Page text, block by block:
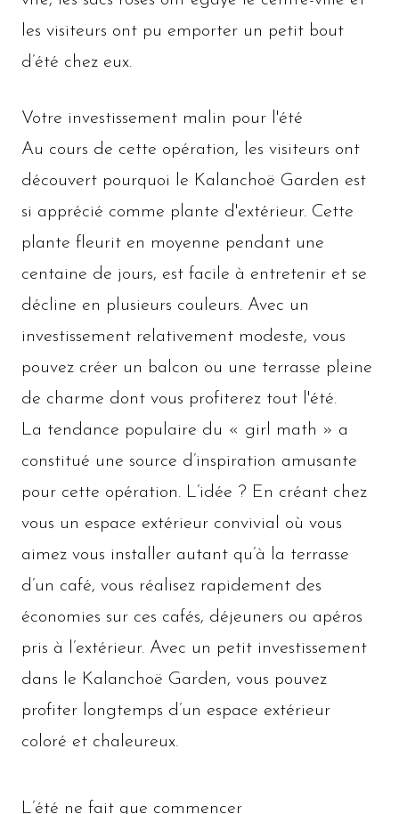
les visiteurs ont pu emporter un petit bout
d’été chez eux.
Votre investissement malin pour l'été
Au cours de cette opération, les visiteurs ont
découvert pourquoi le Kalanchoë Garden est
si apprécié comme plante d'extérieur. Cette
plante fleurit en moyenne pendant une
centaine de jours, est facile à entretenir et se
décline en plusieurs couleurs. Avec un
investissement relativement modeste, vous
pouvez créer un balcon ou une terrasse pleine
de charme dont vous profiterez tout l'été.
La tendance populaire du « girl math » a
constitué une source d’inspiration amusante
pour cette opération. L’idée ? En créant chez
vous un espace extérieur convivial où vous
aimez vous installer autant qu’à la terrasse
d’un café, vous réalisez rapidement des
économies sur ces cafés, déjeuners ou apéros
pris à l’extérieur. Avec un petit investissement
dans le Kalanchoë Garden, vous pouvez
profiter longtemps d’un espace extérieur
coloré et chaleureux.
L’été ne fait que commencer